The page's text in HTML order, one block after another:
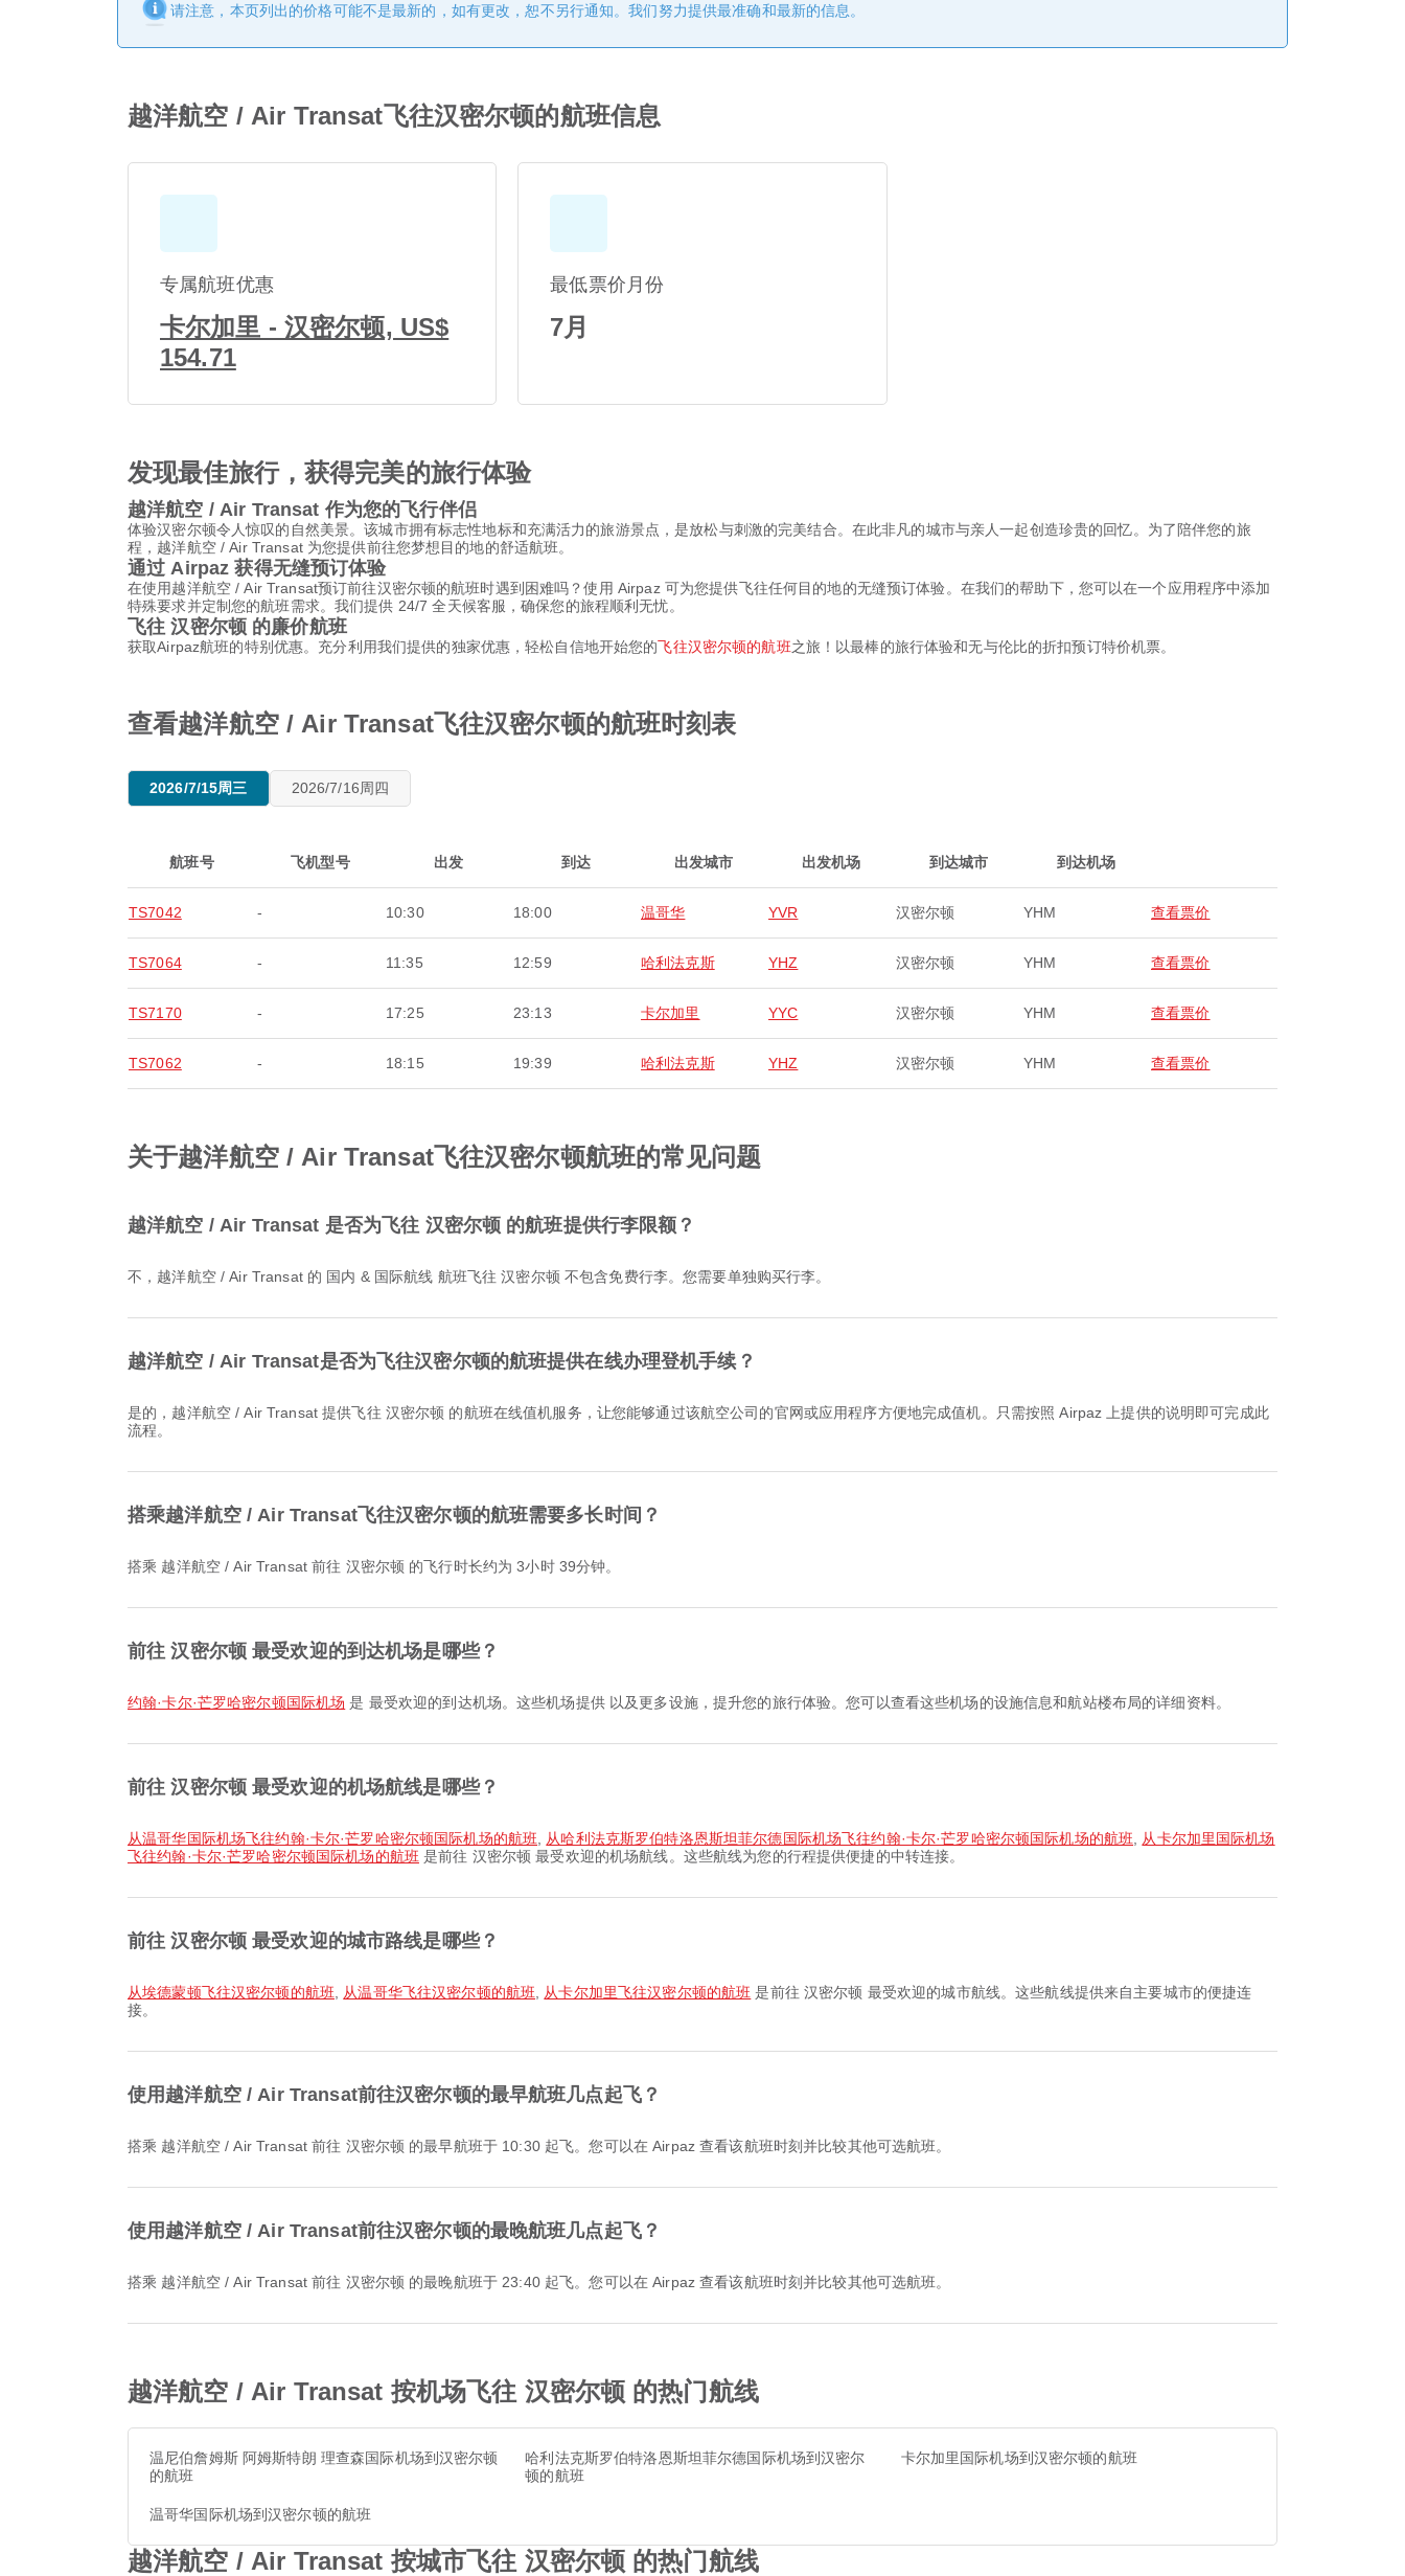
请注意，本页列出的价格可能不是最新的，如有更改，恕不另行通知。我们努力提供最准确和最新的信息。
越洋航空 / Air Transat飞往汉密尔顿的航班信息
专属航班优惠
卡尔加里 - 汉密尔顿, US$
154.71
最低票价月份
7月
发现最佳旅行，获得完美的旅行体验
越洋航空 / Air Transat 作为您的飞行伴侣
体验汉密尔顿令人惊叹的自然美景。该城市拥有标志性地标和充满活力的旅游景点，是放松与刺激的完美结合。在此非凡的城市与亲人一起创造珍贵的回忆。为了陪伴您的旅
程，越洋航空 / Air Transat 为您提供前往您梦想目的地的舒适航班。
通过 Airpaz 获得无缝预订体验
在使用越洋航空 / Air Transat预订前往汉密尔顿的航班时遇到困难吗？使用 Airpaz 可为您提供飞往任何目的地的无缝预订体验。在我们的帮助下，您可以在一个应用程序中添加
特殊要求并定制您的航班需求。我们提供 24/7 全天候客服，确保您的旅程顺利无忧。
飞往 汉密尔顿 的廉价航班
获取Airpaz航班的特别优惠。充分利用我们提供的独家优惠，轻松自信地开始您的飞往汉密尔顿的航班之旅！以最棒的旅行体验和无与伦比的折扣预订特价机票。
查看越洋航空 / Air Transat飞往汉密尔顿的航班时刻表
2026/7/15周三 2026/7/16周四
航班号 飞机型号 出发 到达 出发城市 出发机场 到达城市 到达机场
TS7042 - 10:30 18:00 温哥华 YVR 汉密尔顿 YHM 查看票价
TS7064 - 11:35 12:59 哈利法克斯 YHZ 汉密尔顿 YHM 查看票价
TS7170 - 17:25 23:13 卡尔加里 YYC 汉密尔顿 YHM 查看票价
TS7062 - 18:15 19:39 哈利法克斯 YHZ 汉密尔顿 YHM 查看票价
关于越洋航空 / Air Transat飞往汉密尔顿航班的常见问题
越洋航空 / Air Transat 是否为飞往 汉密尔顿 的航班提供行李限额？
不，越洋航空 / Air Transat 的 国内 & 国际航线 航班飞往 汉密尔顿 不包含免费行李。您需要单独购买行李。
越洋航空 / Air Transat是否为飞往汉密尔顿的航班提供在线办理登机手续？
是的，越洋航空 / Air Transat 提供飞往 汉密尔顿 的航班在线值机服务，让您能够通过该航空公司的官网或应用程序方便地完成值机。只需按照 Airpaz 上提供的说明即可完成此
流程。
搭乘越洋航空 / Air Transat飞往汉密尔顿的航班需要多长时间？
搭乘 越洋航空 / Air Transat 前往 汉密尔顿 的飞行时长约为 3小时 39分钟。
前往 汉密尔顿 最受欢迎的到达机场是哪些？
约翰·卡尔·芒罗哈密尔顿国际机场 是 最受欢迎的到达机场。这些机场提供 以及更多设施，提升您的旅行体验。您可以查看这些机场的设施信息和航站楼布局的详细资料。
前往 汉密尔顿 最受欢迎的机场航线是哪些？
从温哥华国际机场飞往约翰·卡尔·芒罗哈密尔顿国际机场的航班 从哈利法克斯罗伯特洛恩斯坦菲尔德国际机场飞往约翰·卡尔·芒罗哈密尔顿国际机场的航班
从卡尔加里国际机场
飞往约翰·卡尔·芒罗哈密尔顿国际机场的航班 是前往 汉密尔顿 最受欢迎的机场航线。这些航线为您的行程提供便捷的中转连接。
前往 汉密尔顿 最受欢迎的城市路线是哪些？
从埃德蒙顿飞往汉密尔顿的航班 从温哥华飞往汉密尔顿的航班 从卡尔加里飞往汉密尔顿的航班 是前往 汉密尔顿 最受欢迎的城市航线。这些航线提供来自主要城市的便捷连
接。
使用越洋航空 / Air Transat前往汉密尔顿的最早航班几点起飞？
搭乘 越洋航空 / Air Transat 前往 汉密尔顿 的最早航班于 10:30 起飞。您可以在 Airpaz 查看该航班时刻并比较其他可选航班。
使用越洋航空 / Air Transat前往汉密尔顿的最晚航班几点起飞？
搭乘 越洋航空 / Air Transat 前往 汉密尔顿 的最晚航班于 23:40 起飞。您可以在 Airpaz 查看该航班时刻并比较其他可选航班。
越洋航空 / Air Transat 按机场飞往 汉密尔顿 的热门航线
温尼伯詹姆斯 阿姆斯特朗 理查森国际机场到汉密尔顿
的航班
哈利法克斯罗伯特洛恩斯坦菲尔德国际机场到汉密尔
顿的航班
卡尔加里国际机场到汉密尔顿的航班
温哥华国际机场到汉密尔顿的航班
越洋航空 / Air Transat 按城市飞往 汉密尔顿 的热门航线